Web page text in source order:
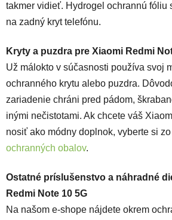
takmer vidieť. Hydrogel ochrannú fóliu
na zadný kryt telefónu.
Kryty a puzdra pre Xiaomi Redmi
Už málokto v súčasnosti používa svoj
ochranného krytu alebo puzdra.
zariadenie chráni pred pádom,
inými nečistotami. Ak chcete váš
nosiť ako módny doplnok, vyberte si
ochranných obalov.
Ostatné príslušenstvo a náhradné
Redmi Note 10 5G
Na našom e-shope nájdete okrem